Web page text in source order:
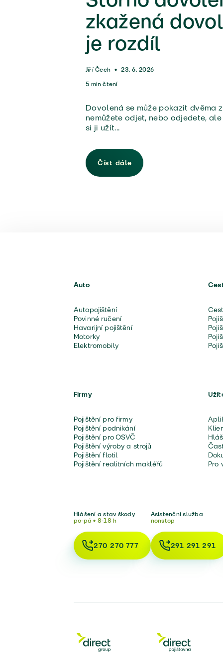
zkažená
je rozdíl
Jiří Čech • 23. 6. 2026
5 min čtení
Dovolená se může pokazit dvěma
nemůžete odjet, nebo odjedete,
si ji užít...
Číst dále
Auto
Autopojištění
Povinné ručení
Havarijní pojištění
Motorky
Elektromobily
Firmy
Pojištění pro firmy
Pojištění podnikání
Pojištění pro OSVČ
Pojištění výroby a strojů
Pojištění flotil
Pojištění realitních makléřů
Pro
Hlášení a stav škody
po-pá • 8-18 h
270 270 777
Asistenční služba
nonstop
291 291 291